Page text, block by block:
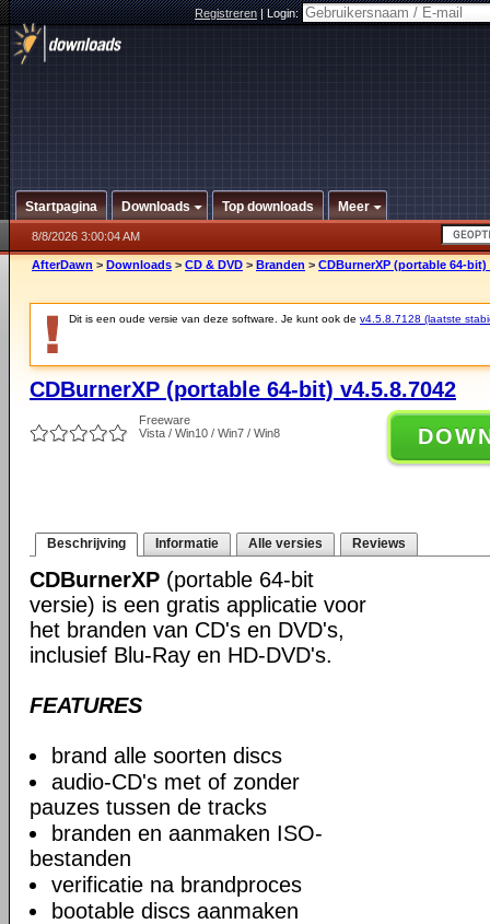
Registreren|Login:
Startpagina Downloads Top downloads Meer
8/8/2026 3:00:04 AM
AfterDawn > Downloads > CD & DVD > Branden > CDBurnerXP (portable 64-bit)
Dit is een oude versie van deze software. Je kunt ook de v4.5.8.7128 (laatste
CDBurnerXP (portable 64-bit) v4.5.8.7042
Freeware
Vista / Win10 / Win7 / Win8
Beschrijving Informatie Alle versies Reviews
CDBurnerXP (portable 64-bit
versie) is een gratis applicatie voor
het branden van CD's en DVD's,
inclusief Blu-Ray en HD-DVD's.
FEATURES
brand alle soorten discs
audio-CD's met of zonder
pauzes tussen de tracks
branden en aanmaken ISO-
bestanden
verificatie na brandproces
bootable discs aanmaken